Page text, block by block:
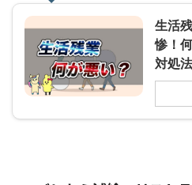
生活
惨！
対処